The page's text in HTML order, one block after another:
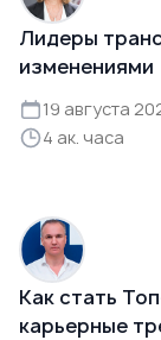
Лидеры
изменениями
19 августа
4 ак. часа
Как стать
карьерные